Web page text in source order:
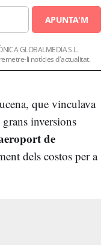
APUNTA'M
GLOBALMEDIA S.L.
li notícies d'actualitat.
que vinculava
inversions
de
dels costos per a